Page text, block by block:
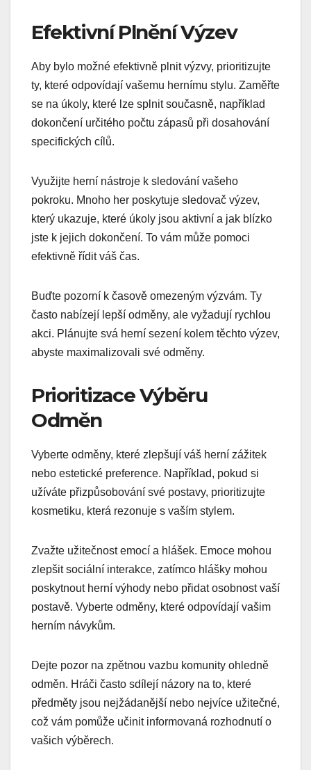
Efektivní Plnění Výzev
Aby bylo možné efektivně plnit výzvy, prioritizujte
ty, které odpovídají vašemu hernímu stylu. Zaměřte
se na úkoly, které lze splnit současně, například
dokončení určitého počtu zápasů při dosahování
specifických cílů.
Využijte herní nástroje k sledování vašeho
pokroku. Mnoho her poskytuje sledovač výzev,
který ukazuje, které úkoly jsou aktivní a jak blízko
jste k jejich dokončení. To vám může pomoci
efektivně řídit váš čas.
Buďte pozorní k časově omezeným výzvám. Ty
často nabízejí lepší odměny, ale vyžadují rychlou
akci. Plánujte svá herní sezení kolem těchto výzev,
abyste maximalizovali své odměny.
Prioritizace Výběru
Odměn
Vyberte odměny, které zlepšují váš herní zážitek
nebo estetické preference. Například, pokud si
užíváte přizpůsobování své postavy, prioritizujte
kosmetiku, která rezonuje s vaším stylem.
Zvažte užitečnost emocí a hlášek. Emoce mohou
zlepšit sociální interakce, zatímco hlášky mohou
poskytnout herní výhody nebo přidat osobnost vaší
postavě. Vyberte odměny, které odpovídají vašim
herním návykům.
Dejte pozor na zpětnou vazbu komunity ohledně
odměn. Hráči často sdílejí názory na to, které
předměty jsou nejžádanější nebo nejvíce užitečné,
což vám pomůže učinit informovaná rozhodnutí o
vašich výběrech.